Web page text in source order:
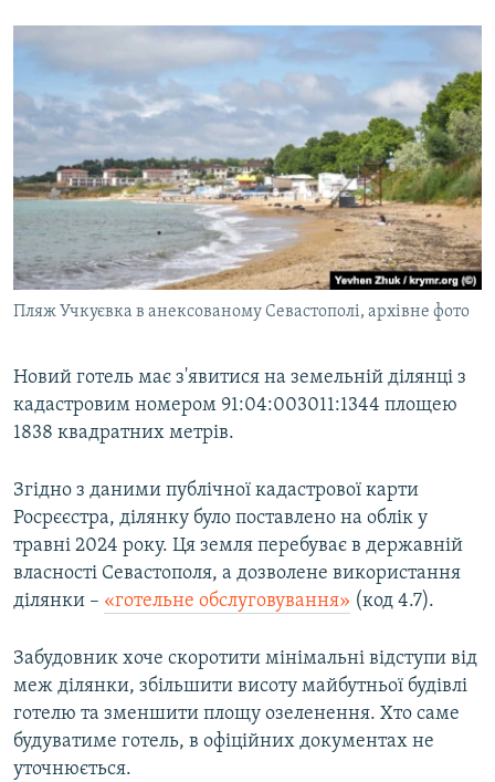
Пляж Учкуєвка в анексованому Севастополі, архівне фото
Новий готель має з'явитися на земельній ділянці з
кадастровим номером 91:04:003011:1344 площею
1838 квадратних метрів.
Згідно з даними публічної кадастрової карти
Росрєєстра, ділянку було поставлено на облік у
травні 2024 року. Ця земля перебуває в державній
власності Севастополя, а дозволене використання
ділянки – «готельне обслуговування» (код 4.7).
Забудовник хоче скоротити мінімальні відступи від
меж ділянки, збільшити висоту майбутньої будівлі
готелю та зменшити площу озеленення. Хто саме
будуватиме готель, в офіційних документах не
уточнюється.